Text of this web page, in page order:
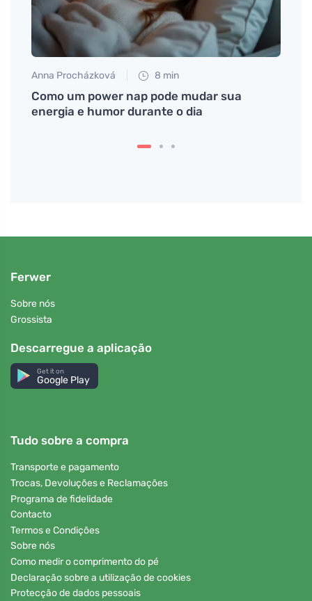
Anna Procházková 8 min
Como um power nap pode mudar sua
energia e humor durante o dia
Ferwer
Sobre nós
Grossista
Descarregue a aplicação
Get it on
Google Play
Tudo sobre a compra
Transporte e pagamento
Trocas, Devoluções e Reclamações
Programa de fidelidade
Contacto
Termos e Condições
Sobre nós
Como medir o comprimento do pé
Declaração sobre a utilização de cookies
Protecção de dados pessoais